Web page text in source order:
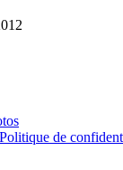
de